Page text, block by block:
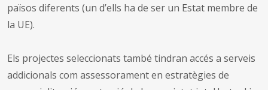
països diferents (un d’ells ha de ser un Estat membre de
la UE).
Els projectes seleccionats també tindran accés a serveis
addicionals com assessorament en estratègies de